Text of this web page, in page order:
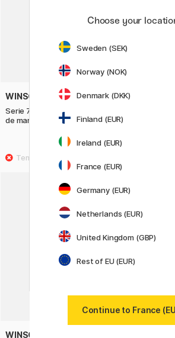
WINSOR & NEWTON
Serie 7 Kolinsky Pinceau en poils
de martre Taille 4
39.90 €
Serie 7
WINSOR & NEWTON
Choose your
Sweden (SEK)
Norway (NOK)
Denmark (DKK)
Finland (EUR)
Ireland (EUR)
France (EUR)
Germany (EUR)
Netherlands (EUR)
United Kingdom (GBP)
Rest of EU (EUR)
Continue to France